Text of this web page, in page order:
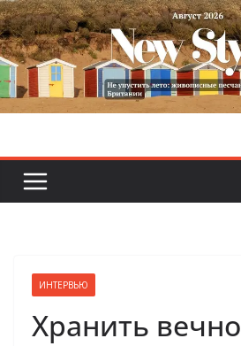
Skip
to
content
ИНТЕРВЬЮ
Хранить вечно